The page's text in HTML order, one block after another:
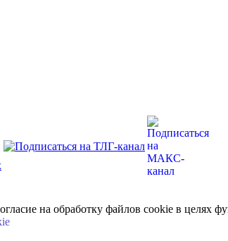
на обработку файлов cookie в